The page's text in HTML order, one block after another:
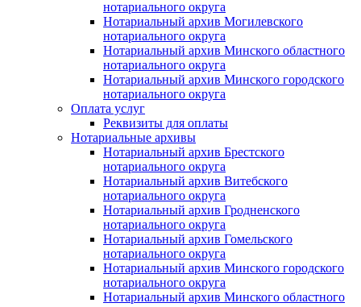
нотариального округа
Нотариальный архив Могилевского
нотариального округа
Нотариальный архив Минского областного
нотариального округа
Нотариальный архив Минского городского
нотариального округа
Оплата услуг
Реквизиты для оплаты
Нотариальные архивы
Нотариальный архив Брестского
нотариального округа
Нотариальный архив Витебского
нотариального округа
Нотариальный архив Гродненского
нотариального округа
Нотариальный архив Гомельского
нотариального округа
Нотариальный архив Минского городского
нотариального округа
Нотариальный архив Минского областного